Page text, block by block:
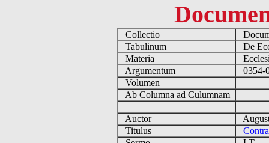
Collectio
Tabulinum
De
Materia
Argumentum
0354-
Volumen
Ab Columna ad Culumnam
Auctor
Titulus